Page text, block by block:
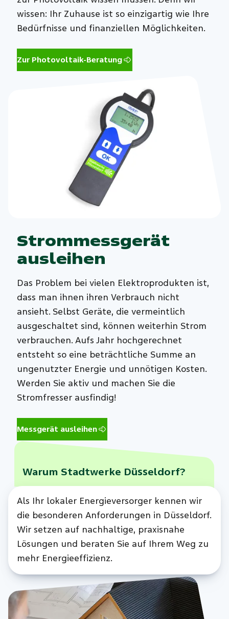
wissen: Ihr Zuhause ist so einzigartig wie Ihre
Bedürfnisse und finanziellen Möglichkeiten.
Zur Photovoltaik-Beratung
Strommessgerät
ausleihen
Das Problem bei vielen Elektroprodukten ist,
dass man ihnen ihren Verbrauch nicht
ansieht. Selbst Geräte, die vermeintlich
ausgeschaltet sind, können weiterhin Strom
verbrauchen. Aufs Jahr hochgerechnet
entsteht so eine beträchtliche Summe an
ungenutzter Energie und unnötigen Kosten.
Werden Sie aktiv und machen Sie die
Stromfresser ausfindig!
Messgerät ausleihen
Warum Stadtwerke Düsseldorf?
Als Ihr lokaler Energieversorger kennen wir
die besonderen Anforderungen in Düsseldorf.
Wir setzen auf nachhaltige, praxisnahe
Lösungen und beraten Sie auf Ihrem Weg zu
mehr Energieeffizienz.